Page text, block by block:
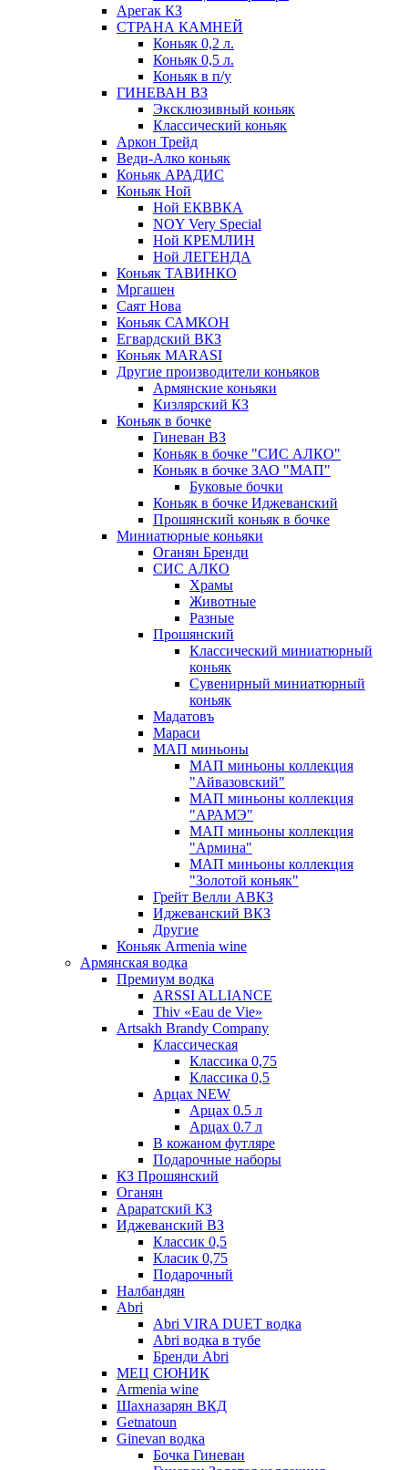
Арегак КЗ
СТРАНА КАМНЕЙ
Коньяк 0,2 л.
Коньяк 0,5 л.
Коньяк в п/у
ГИНЕВАН ВЗ
Эксклюзивный коньяк
Классический коньяк
Аркон Трейд
Веди-Алко коньяк
Коньяк АРАДИС
Коньяк Ной
Ной ЕКВВКА
NOY Very Special
Ной КРЕМЛИН
Ной ЛЕГЕНДА
Коньяк ТАВИНКО
Мргашен
Саят Нова
Коньяк САМКОН
Егвардский ВКЗ
Коньяк MARASI
Другие производители коньяков
Армянские коньяки
Кизлярский КЗ
Коньяк в бочке
Гиневан ВЗ
Коньяк в бочке "СИС АЛКО"
Коньяк в бочке ЗАО "МАП"
Буковые бочки
Коньяк в бочке Иджеванский
Прошянский коньяк в бочке
Миниатюрные коньяки
Оганян Бренди
СИС АЛКО
Храмы
Животные
Разные
Прошянский
Классический миниатюрный
коньяк
Сувенирный миниатюрный
коньяк
Мадатовъ
Мараси
МАП миньоны
МАП миньоны коллекция
"Айвазовский"
МАП миньоны коллекция
"АРАМЭ"
МАП миньоны коллекция
"Армина"
МАП миньоны коллекция
"Золотой коньяк"
Грейт Велли АВКЗ
Иджеванский ВКЗ
Другие
Коньяк Armenia wine
Армянская водка
Премиум водка
ARSSI ALLIANCE
Thiv «Eau de Vie»
Artsakh Brandy Company
Классическая
Классика 0,75
Классика 0,5
Арцах NEW
Арцах 0.5 л
Арцах 0.7 л
В кожаном футляре
Подарочные наборы
КЗ Прошянский
Оганян
Араратский КЗ
Иджеванский ВЗ
Классик 0,5
Класик 0,75
Подарочный
Налбандян
Abri
Abri VIRA DUET водка
Abri водка в тубе
Бренди Abri
МЕЦ СЮНИК
Armenia wine
Шахназарян ВКД
Getnatoun
Ginevan водка
Бочка Гиневан